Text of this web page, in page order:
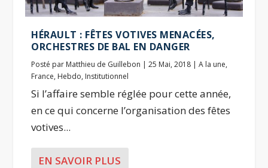
HÉRAULT : FÊTES VOTIVES MENACÉES,
ORCHESTRES DE BAL EN DANGER
Posté par Matthieu de Guillebon |25 Mai, 2018 |A la une,
France, Hebdo, Institutionnel
Si l’affaire semble réglée pour cette année,
en ce qui concerne l’organisation des fêtes
votives...
EN SAVOIR PLUS